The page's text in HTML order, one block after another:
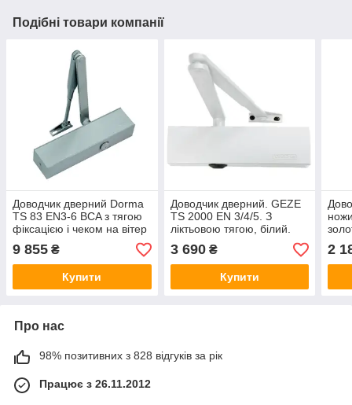
Подібні товари компанії
Доводчик дверний Dorma
TS 83 EN3-6 BCA з тягою
фіксацією і чеком на вітер
9 855 ₴
Купити
Доводчик дверний. GEZE
TS 2000 EN 3/4/5. З
ліктьовою тягою, білий.
3 690₴
Купити
2
Про нас
98% позитивних з 828 відгуків за рік
Працює з 26.11.2012